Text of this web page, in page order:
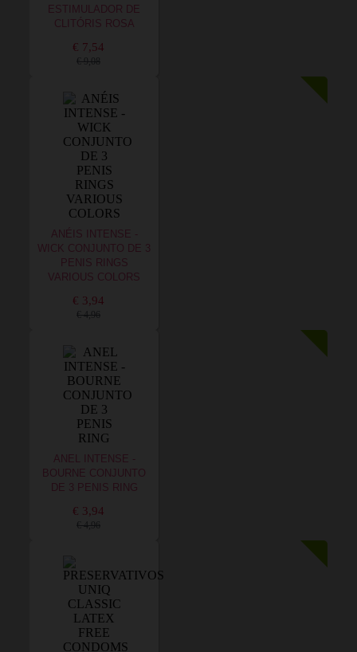
ESTIMULADOR DE
CLITÓRIS ROSA
€ 7,54
€ 9,08
ANÉIS INTENSE -
WICK CONJUNTO DE 3
PENIS RINGS
VARIOUS COLORS
€ 3,94
€ 4,96
ANEL INTENSE -
BOURNE CONJUNTO
DE 3 PENIS RING
€ 3,94
€ 4,96